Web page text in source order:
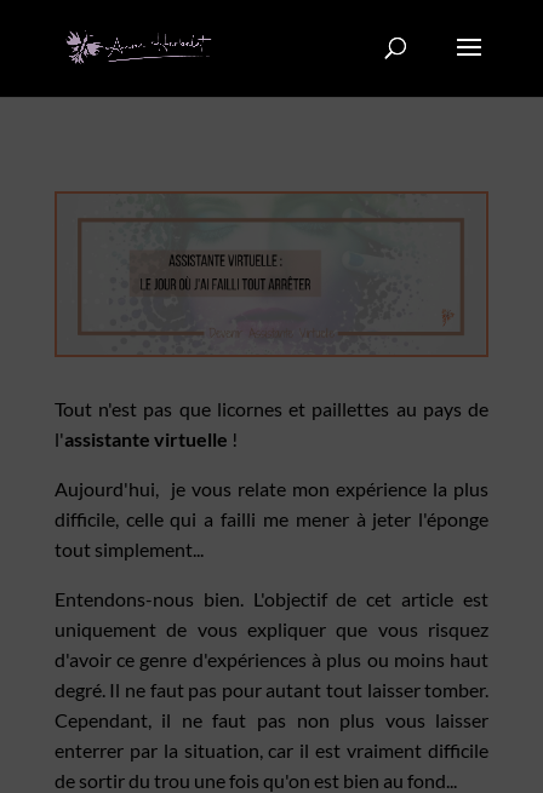
Tout n'est pas que licornes et paillettes au pays de
l'assistante virtuelle !
Aujourd'hui, je vous relate mon expérience la plus
difficile, celle qui a failli me mener à jeter l'éponge
tout simplement...
Entendons-nous bien. L'objectif de cet article est
uniquement de vous expliquer que vous risquez
d'avoir ce genre d'expériences à plus ou moins haut
degré. Il ne faut pas pour autant tout laisser tomber.
Cependant, il ne faut pas non plus vous laisser
enterrer par la situation, car il est vraiment difficile
de sortir du trou une fois qu'on est bien au fond...